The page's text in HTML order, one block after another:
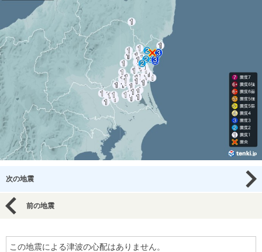
次の地震
前の地震
この地震による津波の心配はありません。